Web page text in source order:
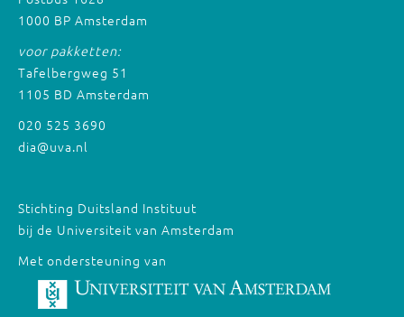
1000 BP Amsterdam
voor pakketten:
Tafelbergweg 51
1105 BD Amsterdam
020 525 3690
dia@uva.nl
Stichting Duitsland Instituut
bij de Universiteit van Amsterdam
Met ondersteuning van